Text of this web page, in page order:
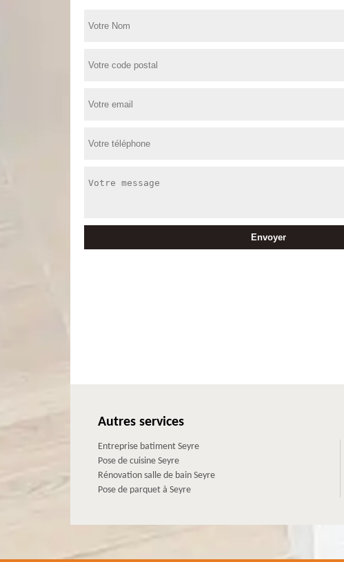
Autres services
Entreprise batiment Seyre
Pose de cuisine Seyre
Rénovation salle de bain Seyre
Pose de parquet à Seyre